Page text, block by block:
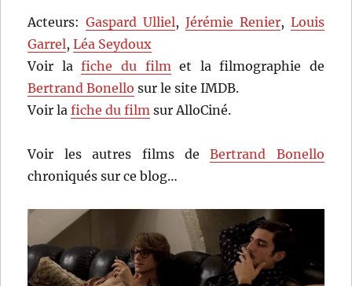
Acteurs:Gaspard Ulliel, Jérémie Renier, Louis
Garrel,Léa Seydoux
Voir lafiche du filmet la filmographie de
Bertrand Bonello sur le site IMDB.
Voir lafiche du film sur AlloCiné.
Voir les autres films deBertrand Bonello
chroniqués sur ce blog…